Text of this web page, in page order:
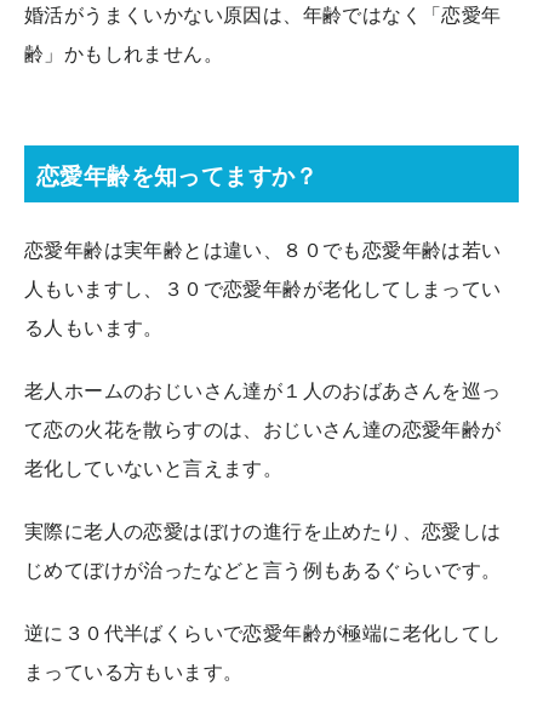
婚活がうまくいかない原因は、年齢ではなく「恋愛年
齢」かもしれません。
恋愛年齢を知ってますか？
恋愛年齢は実年齢とは違い、８０でも恋愛年齢は若い
人もいますし、３０で恋愛年齢が老化してしまってい
る人もいます。
老人ホームのおじいさん達が１人のおばあさんを巡っ
て恋の火花を散らすのは、おじいさん達の恋愛年齢が
老化していないと言えます。
実際に老人の恋愛はぼけの進行を止めたり、恋愛しは
じめてぼけが治ったなどと言う例もあるぐらいです。
逆に３０代半ばくらいで恋愛年齢が極端に老化してし
まっている方もいます。